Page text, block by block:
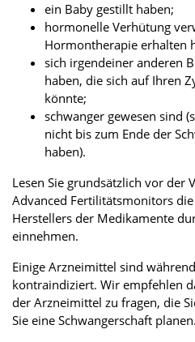
ein Baby gestillt haben;
hormonelle Verhütung
Hormontherapie erhalten
sich irgendeiner anderen
haben, die sich auf Ihren
könnte;
schwanger gewesen sind
nicht bis zum Ende der
haben).
Lesen Sie grundsätzlich vor der
Advanced Fertilitätsmonitors
Herstellers der Medikamente
einnehmen.
Einige Arzneimittel sind
kontraindiziert. Wir empfehlen
der Arzneimittel zu fragen, die
Sie eine Schwangerschaft planen.